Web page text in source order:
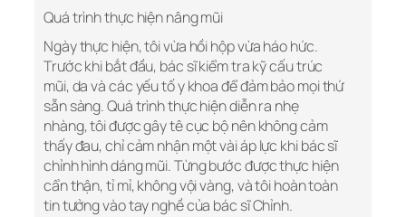
Quá trình thực hiện nâng mũi
Ngày thực hiện, tôi vừa hồi hộp vừa háo hức.
Trước khi bắt đầu, bác sĩ kiểm tra kỹ cấu trúc
mũi, da và các yếu tố y khoa để đảm bảo mọi thứ
sẵn sàng. Quá trình thực hiện diễn ra nhẹ
nhàng, tôi được gây tê cục bộ nên không cảm
thấy đau, chỉ cảm nhận một vài áp lực khi bác sĩ
chỉnh hình dáng mũi. Từng bước được thực hiện
cẩn thận, tỉ mỉ, không vội vàng, và tôi hoàn toàn
tin tưởng vào tay nghề của bác sĩ Chỉnh.